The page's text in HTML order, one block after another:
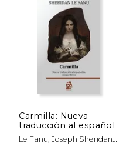
Carmilla: Nueva
traducción al español
Le Fanu, Joseph Sheridan;